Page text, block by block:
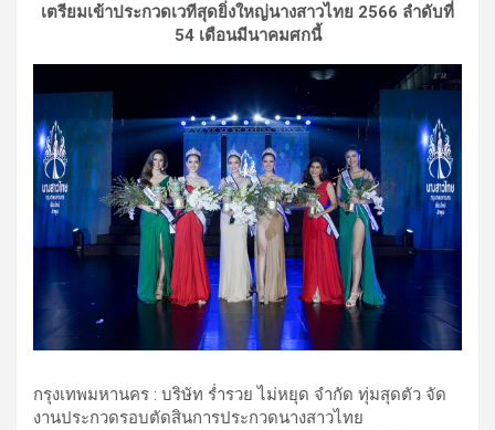
เตรียมเข้าประกวดเวทีสุดยิ่งใหญ่นางสาวไทย 2566 ลำดับที่
54 เดือนมีนาคมศกนี้
กรุงเทพมหานคร : บริษัท ร่ำรวย ไม่หยุด จำกัด ทุ่มสุดตัว จัด
งานประกวดรอบตัดสินการประกวดนางสาวไทย